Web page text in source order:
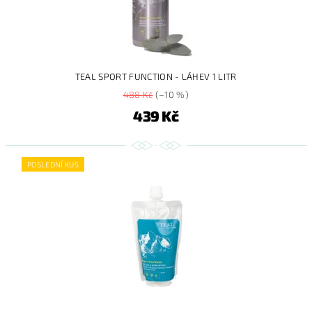
TEAL SPORT FUNCTION - LÁHEV 1 LITR
488 Kč(–10 %)
439 Kč
POSLEDNÍ KUS